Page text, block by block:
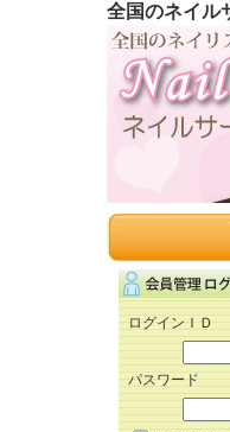
全国のネイル
ログインＩＤ
パスワード